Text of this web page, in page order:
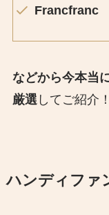
Francfranc
などから今本当
厳選してご紹介！
ハンディファ